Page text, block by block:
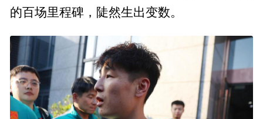
的百场里程碑，陡然生出变数。